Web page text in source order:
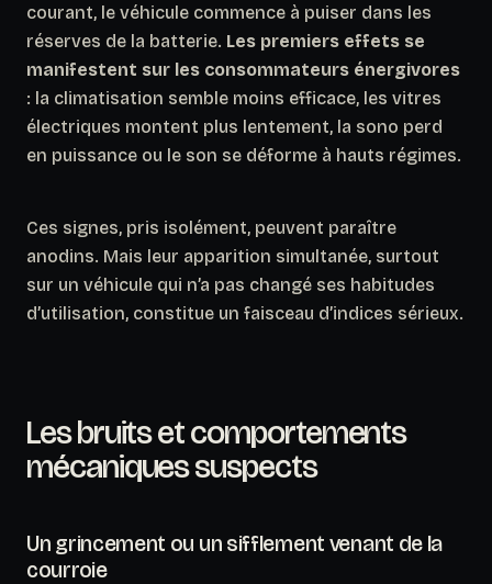
courant, le véhicule commence à puiser dans les
réserves de la batterie. Les premiers effets se
manifestent sur les consommateurs énergivores
: la climatisation semble moins efficace, les vitres
électriques montent plus lentement, la sono perd
en puissance ou le son se déforme à hauts régimes.
Ces signes, pris isolément, peuvent paraître
anodins. Mais leur apparition simultanée, surtout
sur un véhicule qui n’a pas changé ses habitudes
d’utilisation, constitue un faisceau d’indices sérieux.
Les bruits et comportements
mécaniques suspects
Un grincement ou un sifflement venant de la
courroie